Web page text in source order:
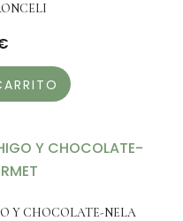
Y CHOCOLATE-NELA